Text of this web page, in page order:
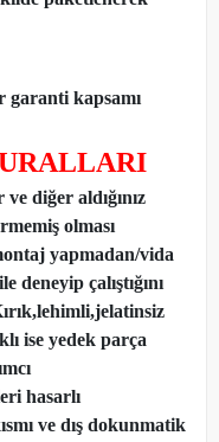
garanti kapsamı
diğer aldığınız
olması
yapmadan/vida
çalıştığını
ise yedek parça
hasarlı
ve dış dokunmatik